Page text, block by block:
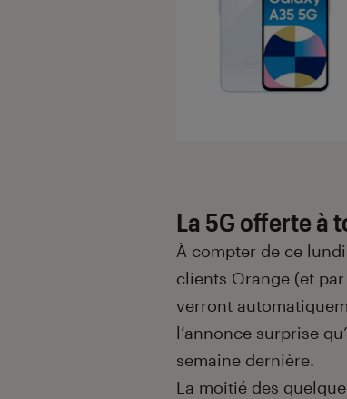
La 5G offerte à
À compter de ce
clients Orange (et
verront
l’annonce surprise
semaine dernière.
La moitié des